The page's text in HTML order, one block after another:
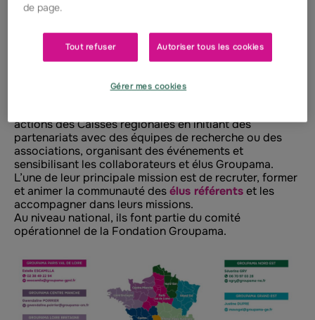
Collaborateurs Groupama, les 11 correspondants
régionaux ont accepté, en plus de leurs autres
missions, d’être les relais de la Fondation au sein de
actions des Caisses régionales en initiant des
partenariats avec des équipes de recherche ou des
associations, organisant des événements et
sensibilisant les collaborateurs et élus Groupama.
L’une de leur principale mission est de recruter, former
et animer la communauté desélus référentset les
accompagner dans leurs missions.
Au niveau national, ils font partie du comité
opérationnel de la Fondation Groupama.
de page.
Tout refuser Autoriser tous les cookies
Gérer mes cookies